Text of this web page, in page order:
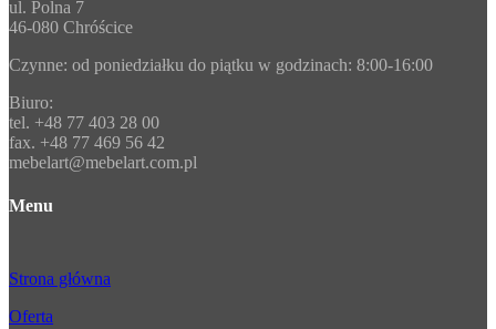
ul. Polna 7
46-080 Chróścice
Czynne: od poniedziałku do piątku w godzinach: 8:00-16:00
Biuro:
tel. +48 77 403 28 00
fax. +48 77 469 56 42
mebelart@mebelart.com.pl
Menu
Strona główna
Oferta